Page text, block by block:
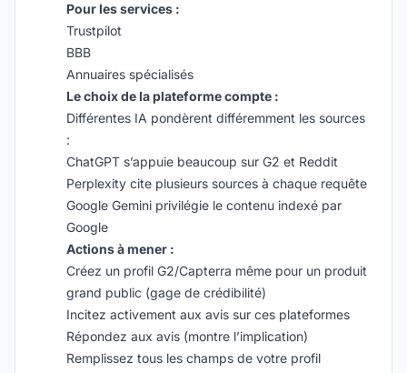
Pour les services :
Trustpilot
BBB
Annuaires spécialisés
Le choix de la plateforme compte :
Différentes IA pondèrent différemment les sources
:
ChatGPT s’appuie beaucoup sur G2 et Reddit
Perplexity cite plusieurs sources à chaque requête
Google Gemini privilégie le contenu indexé par
Google
Actions à mener :
Créez un profil G2/Capterra même pour un produit
grand public (gage de crédibilité)
Incitez activement aux avis sur ces plateformes
Répondez aux avis (montre l’implication)
Remplissez tous les champs de votre profil